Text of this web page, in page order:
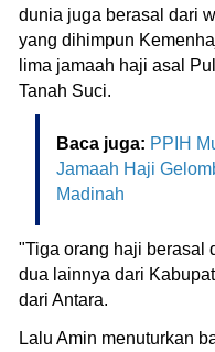
dunia juga berasal dari
yang dihimpun
lima jamaah haji asal
Tanah Suci.
Baca juga: PPIH
Jamaah Haji
Madinah
"Tiga orang haji berasal
dua lainnya dari
dari Antara.
Lalu Amin menuturkan